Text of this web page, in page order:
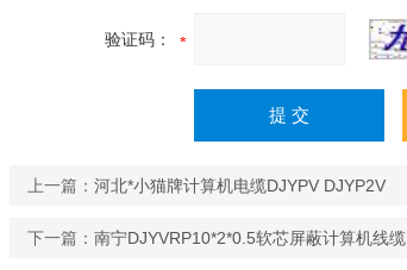
验证码：
上一篇： 河北*小猫牌计算机电缆DJYPV DJYP2V
下一篇： 南宁DJYVRP10*2*0.5软芯屏蔽计算机线缆